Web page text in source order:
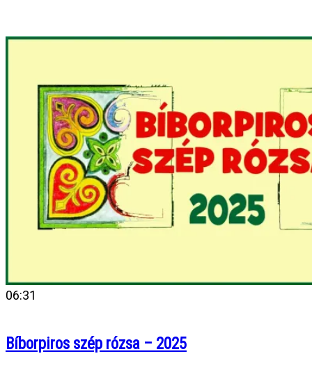
06:31
Bíborpiros szép rózsa – 2025